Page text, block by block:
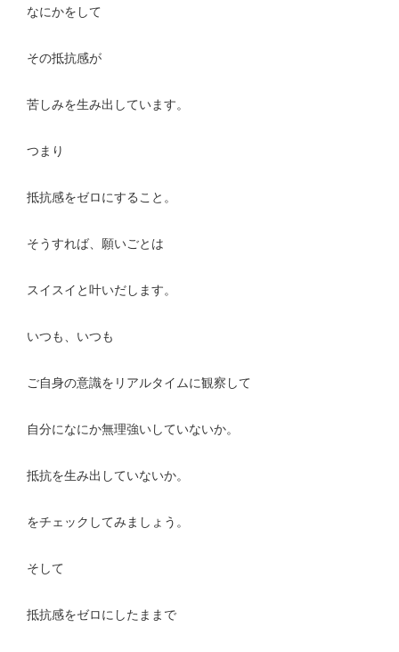
なにかをして
その抵抗感が
苦しみを生み出しています。
つまり
抵抗感をゼロにすること。
そうすれば、願いごとは
スイスイと叶いだします。
いつも、いつも
ご自身の意識をリアルタイムに観察して
自分になにか無理強いしていないか。
抵抗を生み出していないか。
をチェックしてみましょう。
そして
抵抗感をゼロにしたままで